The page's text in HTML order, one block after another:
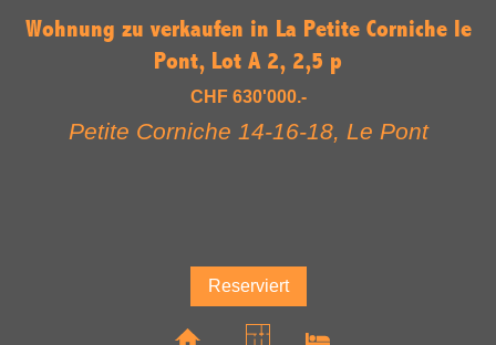
Wohnung zu verkaufen in La Petite Corniche le
Pont, Lot A 2, 2,5 p
CHF 630'000.-
Petite Corniche 14-16-18, Le Pont
Reserviert